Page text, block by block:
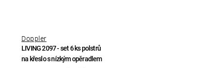
LIVING 2097 - set 6 ks polstrů
na křeslo s nízkým opěradlem
Doppler